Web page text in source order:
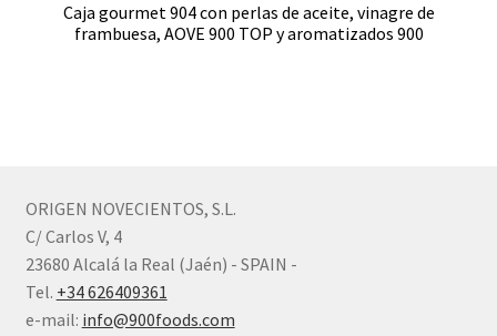
Caja gourmet 904 con perlas de aceite, vinagre de
frambuesa, AOVE 900 TOP y aromatizados 900
ORIGEN NOVECIENTOS, S.L.
C/ Carlos V, 4
23680 Alcalá la Real (Jaén) - SPAIN -
Tel. +34 626409361
e-mail: info@900foods.com